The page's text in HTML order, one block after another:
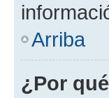
Arriba
¿Por